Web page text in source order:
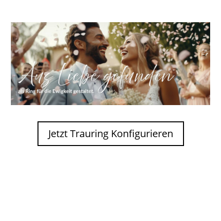
Jetzt Trauring Konfigurieren